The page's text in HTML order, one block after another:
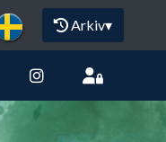
Arkiv▾